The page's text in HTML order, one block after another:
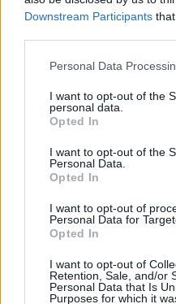
Downstream Participants
Personal Data
I want to opt-out of the
personal data.
Opted In
I want to opt-out of the
Personal Data.
Opted In
I want to opt-out of
Personal Data for
Opted In
I want to opt-out of
Retention, Sale, and/or
Personal Data that Is
Purposes for which it
nőknek,
A
Elyna
13. rész